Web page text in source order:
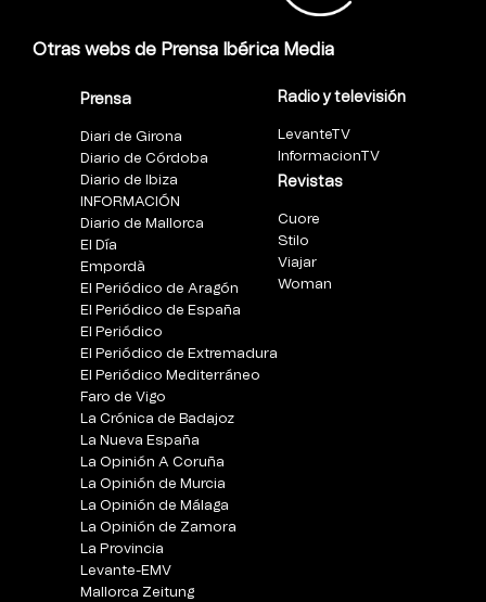
Otras webs de Prensa Ibérica Media
Prensa
Diari de Girona
Diario de Córdoba
Diario de Ibiza
INFORMACIÓN
Diario de Mallorca
El Día
Empordà
El Periódico de Aragón
El Periódico de España
El Periódico
El Periódico de Extremadura
El Periódico Mediterráneo
Faro de Vigo
La Crónica de Badajoz
La Nueva España
La Opinión A Coruña
La Opinión de Murcia
La Opinión de Málaga
La Opinión de Zamora
La Provincia
Levante-EMV
Mallorca Zeitung
Radio y televisión
LevanteTV
InformacionTV
Revistas
Cuore
Stilo
Viajar
Woman